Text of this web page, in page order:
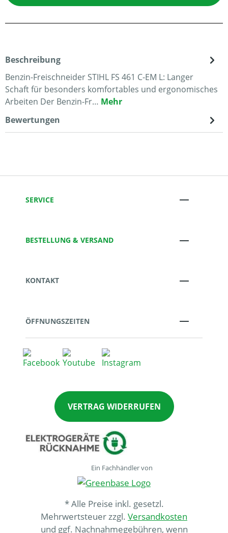
Beschreibung
Benzin-Freischneider STIHL FS 461 C-EM L: Langer
Schaft für besonders komfortables und ergonomisches
Arbeiten Der Benzin-Fr… Mehr
Bewertungen
SERVICE
BESTELLUNG & VERSAND
KONTAKT
ÖFFNUNGSZEITEN
VERTRAG WIDERRUFEN
Ein Fachhändler von
* Alle Preise inkl. gesetzl.
Mehrwertsteuer zzgl. Versandkosten
und ggf. Nachnahmegebühren, wenn